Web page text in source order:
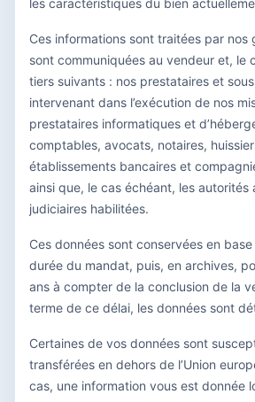
les caractéristiques du bien
Ces informations sont traitées par nos
sont communiquées au vendeur et, le
tiers suivants : nos prestataires et
intervenant dans l’exécution de nos
prestataires informatiques et
comptables, avocats, notaires,
établissements bancaires et
ainsi que, le cas échéant, les autorités
judiciaires habilitées.
Ces données sont conservées en
durée du mandat, puis, en archives,
ans à compter de la conclusion de la
terme de ce délai, les données sont
Certaines de vos données sont
transférées en dehors de l’Union
cas, une information vous est donnée